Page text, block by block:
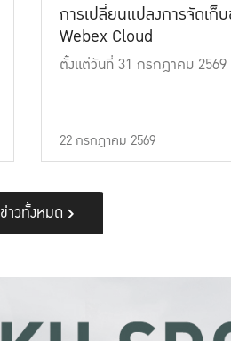
การเปลี่ยนแปลงการจัดเก็
Webex Cloud
ตั้งแต่วันที่ 31 กรกฎาคม 2569
22 กรกฎาคม 2569
ข่าวทั้งหมด